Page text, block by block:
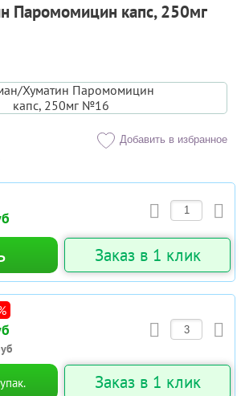
Паромомицин капс, 250мг
Добавить в избранное
Заказ в 1 клик
упак. Заказ в 1 клик